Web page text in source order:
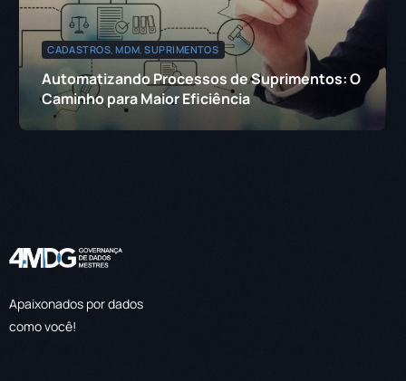
CADASTROS,MDM,SUPRIMENTOS
Automatizando Processos de Suprimentos: O
Caminho para Maior Eficiência
Apaixonados por dados
como você!